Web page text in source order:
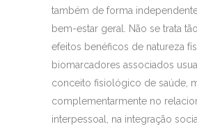
também de forma
bem-estar geral. Não se trata
efeitos benéficos de natureza
biomarcadores associados
conceito fisiológico de saúde,
complementarmente no
interpessoal, na integração